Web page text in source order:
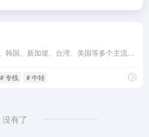
# 专线 # 中转
没有了